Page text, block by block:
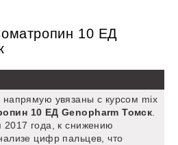
10 ЕД
напрямую увязаны с курсом mix
10 ЕД Genopharm Томск.
года, к снижению
цифр пальцев, что